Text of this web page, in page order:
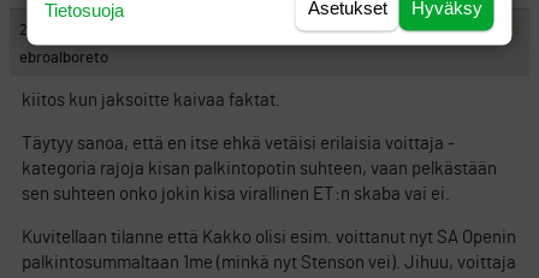
25.11.2012 12:43:00 VASTAA ILMOITA ASIATON VIESTI
ebroalboreto
kiitos kun jaksoitte kaivaa faktat.
Täytyy sanoa, että en itse ehkä vetäisi erilaisia voittaja -
kategoria rajoja kisan palkintopotin suhteen, vaan pelkästään
sen suhteen onko jokin kisa virallinen ET:n skaba vai ei.
Kuvitellaan tilanne että Kakko olisi esim. voittanut nyt SA Openin
palkintosummaltaan 1me (minkä nyt Stenson vei). Jihuu, voittaja
Hyväksy
Asetukset
Tietosuoja